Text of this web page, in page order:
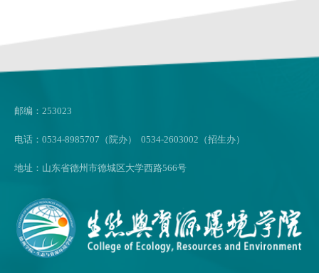
邮编：253023
电话：0534-8985707（院办） 0534-2603002（招生办）
地址：山东省德州市德城区大学西路566号